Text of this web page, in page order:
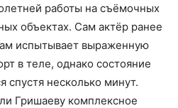
работы на съёмочных
объектах. Сам актёр ранее
испытывает выраженную
в теле, однако состояние
спустя несколько минут.
Гришаеву комплексное